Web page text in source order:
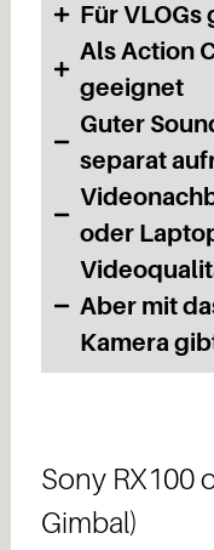
Für
Als Action
geeignet
Guter
separat
oder
Aber mit
Kamera
Sony RX100
Gimbal)​